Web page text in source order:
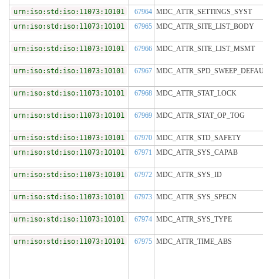
urn:iso:std:iso:11073:10101 67964 MDC_ATTR_SETTINGS_SYST
urn:iso:std:iso:11073:10101
67965 MDC_ATTR_SITE_LIST_BODY
urn:iso:std:iso:11073:10101 67966 MDC_ATTR_SITE_LIST_MSMT
urn:iso:std:iso:11073:10101 67967
urn:iso:std:iso:11073:10101 67968 MDC_ATTR_STAT_LOCK
urn:iso:std:iso:11073:10101 67969 MDC_ATTR_STAT_OP_TOG
urn:iso:std:iso:11073:10101 67970 MDC_ATTR_STD_SAFETY
urn:iso:std:iso:11073:10101
67971 MDC_ATTR_SYS_CAPAB
urn:iso:std:iso:11073:10101 67972 MDC_ATTR_SYS_ID
urn:iso:std:iso:11073:10101 67973 MDC_ATTR_SYS_SPECN
urn:iso:std:iso:11073:10101 67974 MDC_ATTR_SYS_TYPE
urn:iso:std:iso:11073:10101 67975 MDC_ATTR_TIME_ABS